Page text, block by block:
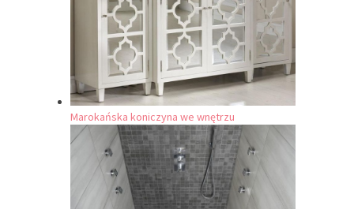
Marokańska koniczyna we wnętrzu